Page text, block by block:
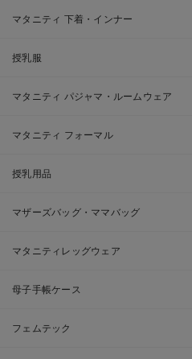
マタニティ 下着・インナー
授乳服
マタニティ パジャマ・ルームウェア
マタニティ フォーマル
授乳用品
マザーズバッグ・ママバッグ
マタニティレッグウェア
母子手帳ケース
フェムテック